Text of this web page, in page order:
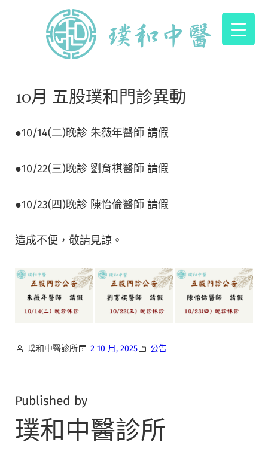
10月 五股璞和門診異動
●10/14(二)晚診 朱薇年醫師 請假
●10/22(三)晚診 劉育祺醫師 請假
●10/23(四)晚診 陳怡倫醫師 請假
造成不便，敬請見諒。
璞和中醫診所 2 10 月, 2025 公告
Published by
璞和中醫診所